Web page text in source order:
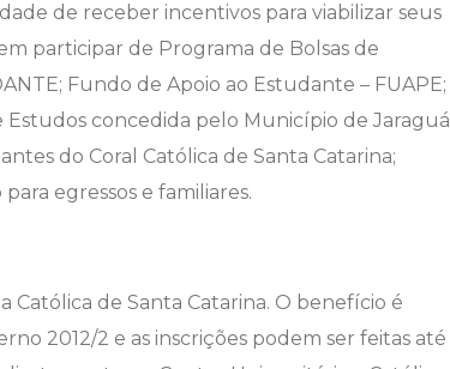
de receber incentivos para viabilizar seus
participar de Programa de Bolsas de
Fundo de Apoio ao Estudante – FUAPE;
Estudos concedida pelo Município de Jaraguá
do Coral Católica de Santa Catarina;
egressos e familiares.
Católica de Santa Catarina. O benefício é
2012/2 e as inscrições podem ser feitas até